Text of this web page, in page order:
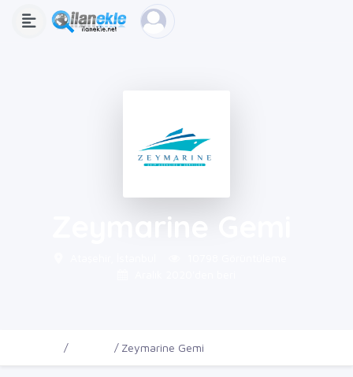
Zeymarine Gemi
Zeymarine Gemi